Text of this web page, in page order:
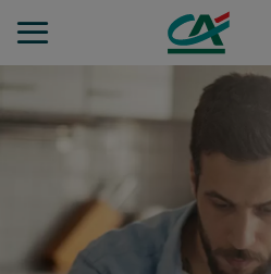
au
Aller
page